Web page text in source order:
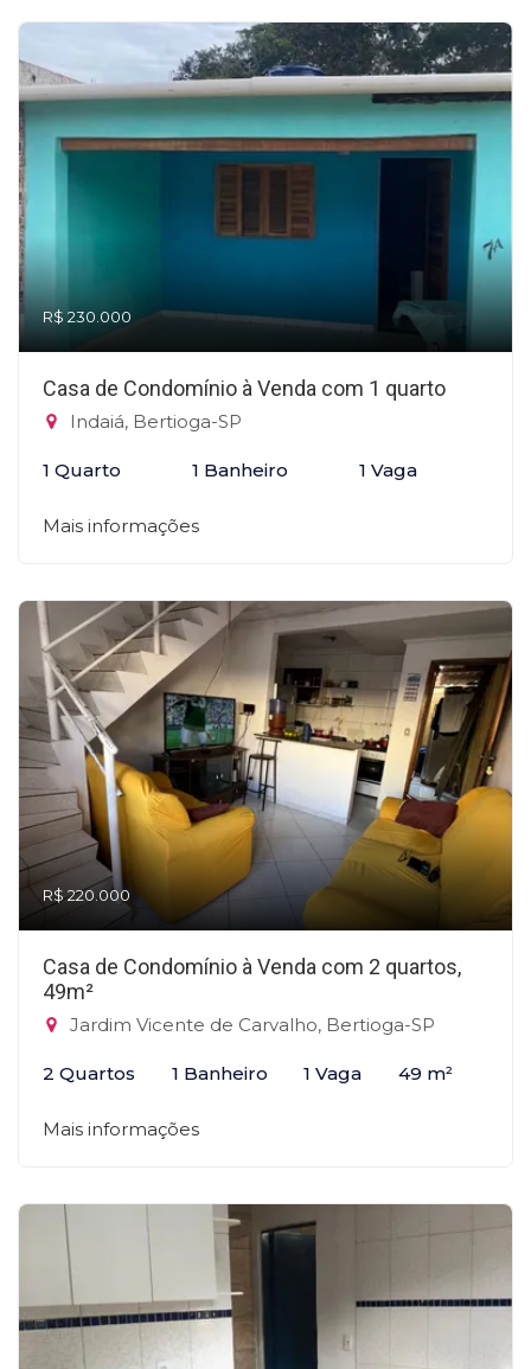
R$ 230.000
Casa de Condomínio à Venda com 1 quarto
Indaiá, Bertioga-SP
1 Quarto 1 Banheiro 1 Vaga
Mais informações
R$ 220.000
Casa de Condomínio à Venda com 2 quartos,
49m²
Jardim Vicente de Carvalho, Bertioga-SP
2 Quartos 1 Banheiro 1 Vaga 49 m²
Mais informações